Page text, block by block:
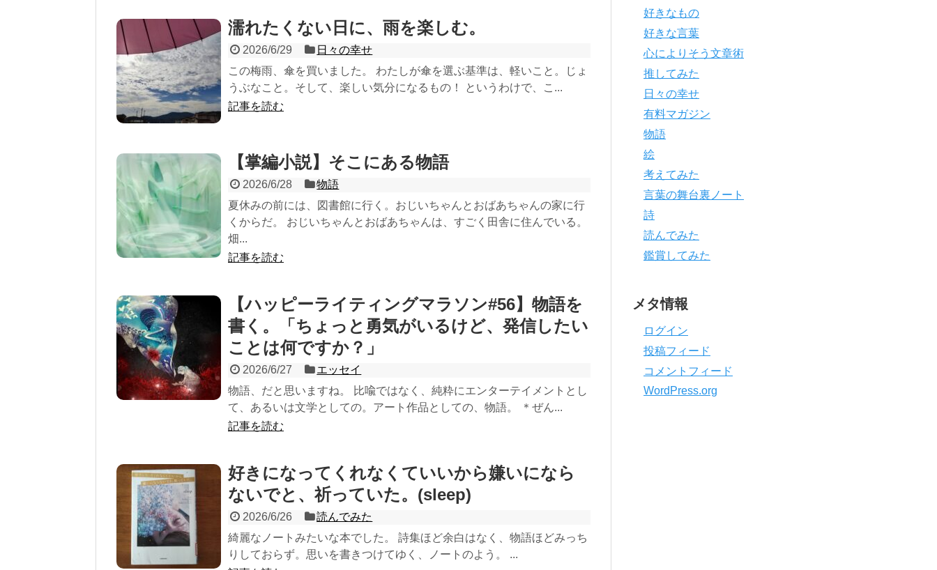
濡れたくない日に、雨を楽しむ。
2026/6/29
日々の幸せ
この梅雨、傘を買いました。 わたしが傘を選ぶ基準は、軽いこと。じょ
うぶなこと。そして、楽しい気分になるもの！ というわけで、こ...
記事を読む
【掌編小説】そこにある物語
2026/6/28
物語
夏休みの前には、図書館に行く。おじいちゃんとおばあちゃんの家に行
くからだ。 おじいちゃんとおばあちゃんは、すごく田舎に住んでいる。
畑...
記事を読む
【ハッピーライティングマラソン#56】物語を
書く。「ちょっと勇気がいるけど、発信したい
ことは何ですか？」
2026/6/27
エッセイ
物語、だと思いますね。 比喩ではなく、純粋にエンターテイメントとし
て、あるいは文学としての。アート作品としての、物語。 ＊ぜん...
記事を読む
好きになってくれなくていいから嫌いになら
ないでと、祈っていた。(sleep)
2026/6/26
読んでみた
綺麗なノートみたいな本でした。 詩集ほど余白はなく、物語ほどみっち
りしておらず。思いを書きつけてゆく、ノートのよう。 ...
好きなもの
好きな言葉
心によりそう文章術
推してみた
日々の幸せ
有料マガジン
物語
絵
考えてみた
言葉の舞台裏ノート
詩
読んでみた
鑑賞してみた
メタ情報
ログイン
投稿フィード
コメントフィード
WordPress.org